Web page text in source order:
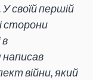
своїй першій
сторони
написав
війни, який